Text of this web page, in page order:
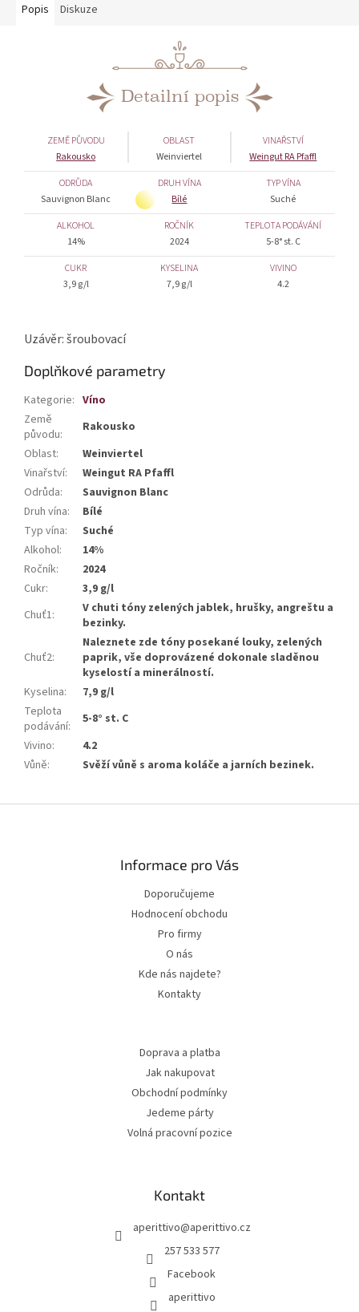
Popis Diskuze
Detailní popis
ZEMĚ PŮVODU
Rakousko
OBLAST
Weinviertel
VINAŘSTVÍ
Weingut RA Pfaffl
ODRŮDA
Sauvignon Blanc
DRUH VÍNA
Bílé
TYP VÍNA
Suché
ALKOHOL
14%
ROČNÍK
2024
TEPLOTA PODÁVÁNÍ
5-8° st. C
CUKR
3,9 g/l
KYSELINA
7,9 g/l
VIVINO
4.2
Uzávěr: šroubovací
Doplňkové parametry
Kategorie: Víno
Země
původu:
Rakousko
Oblast:
Weinviertel
Vinařství:
Weingut RA Pfaffl
Odrůda:
Sauvignon Blanc
Druh vína:
Bílé
Typ vína:
Suché
Alkohol:
14%
Ročník:
2024
Cukr:
3,9 g/l
Chuť1:
V chuti tóny zelených jablek, hrušky, angreštu a
bezinky.
Chuť2:
Naleznete zde tóny posekané louky, zelených
paprik, vše doprovázené dokonale sladěnou
kyselostí a minerálností.
Kyselina:
7,9 g/l
Teplota
podávání:
5-8° st. C
Vivino:
4.2
Vůně: Svěží vůně s aroma koláče a jarních bezinek.
Informace pro Vás
Doporučujeme
Hodnocení obchodu
Pro firmy
O nás
Kde nás najdete?
Kontakty
Doprava a platba
Jak nakupovat
Obchodní podmínky
Jedeme párty
Volná pracovní pozice
Kontakt
aperittivo@aperittivo.cz
257 533 577
Facebook
aperittivo